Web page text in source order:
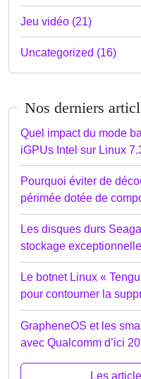
Jeu vidéo (21)
Uncategorized (16)
Nos derniers
Quel impact du mode
iGPUs Intel sur Linux
Pourquoi éviter de
périmée dotée de
Les disques durs
stockage
Le botnet Linux «
pour contourner la
GrapheneOS et les
avec Qualcomm d’ici
Les